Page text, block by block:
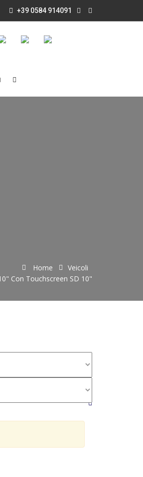
+39 0584 914091
Home
Veicoli
Con Touchscreen SD 10"